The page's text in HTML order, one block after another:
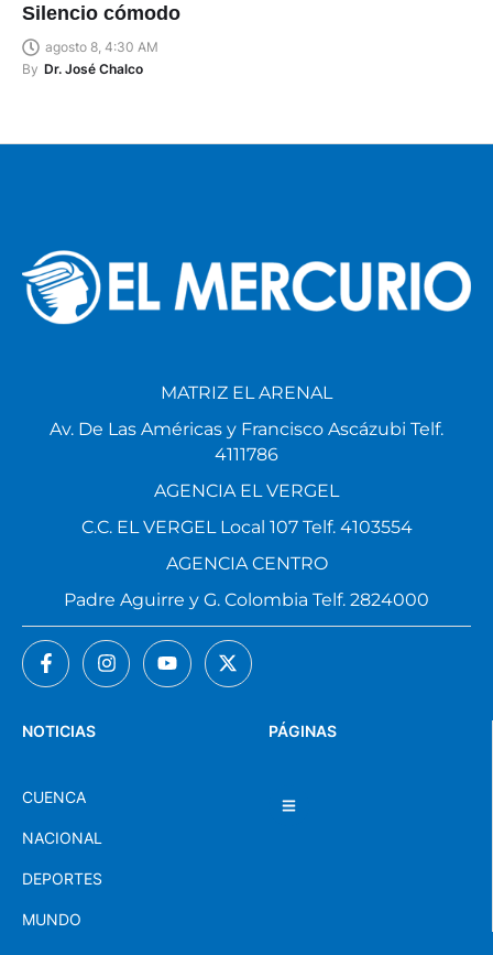
Silencio cómodo
agosto 8, 4:30 AM
By Dr. José Chalco
PÁGINAS
NOTICIAS
CUENCA
NACIONAL
DEPORTES
MUNDO
MATRIZ EL ARENAL
Av. De Las Américas y Francisco Ascázubi Telf.
4111786
AGENCIA EL VERGEL
C.C. EL VERGEL Local 107 Telf. 4103554
AGENCIA CENTRO
Padre Aguirre y G. Colombia Telf. 2824000